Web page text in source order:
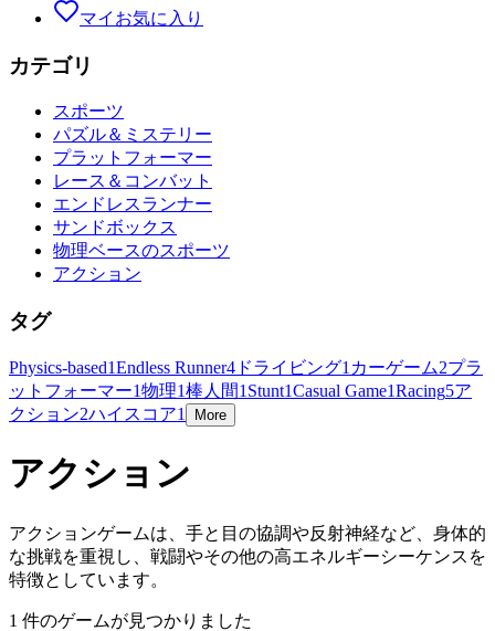
マイお気に入り
カテゴリ
スポーツ
パズル＆ミステリー
プラットフォーマー
レース＆コンバット
エンドレスランナー
サンドボックス
物理ベースのスポーツ
アクション
タグ
Physics-based1Endless Runner4 ドライビング1 カーゲーム2プラ
ットフォーマー1物理1棒人間1 Stunt1Casual Game1Racing5ア
クション2ハイスコア1 More
アクション
アクションゲームは、手と目の協調や反射神経など、身体的
な挑戦を重視し、戦闘やその他の高エネルギーシーケンスを
特徴としています。
1 件のゲームが見つかりました